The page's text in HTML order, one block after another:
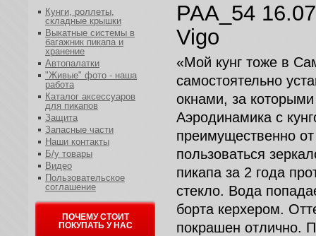
РАА_54
Vigo
«Мой кунг тоже в
самостоятельно
окнами, за которыми
Аэродинамика с
преимущественно
пользоваться
пикапа за 2 года
стекло. Вода
борта керхером.
покрашен отлично.
Кунги, роллеты,
складные крышки
Выкатные системы в
багажник пикапа и
хранение
Автопалатки
"Живые" фото - наша
работа
Каталог аксессуаров
для пикапов
Защита
Запасные части
Наши контакты
Б/у товары
Видео
Пользовательское
соглашение
ПОЧЕМУ СТОИТ
ПОКУПАТЬ У НАС